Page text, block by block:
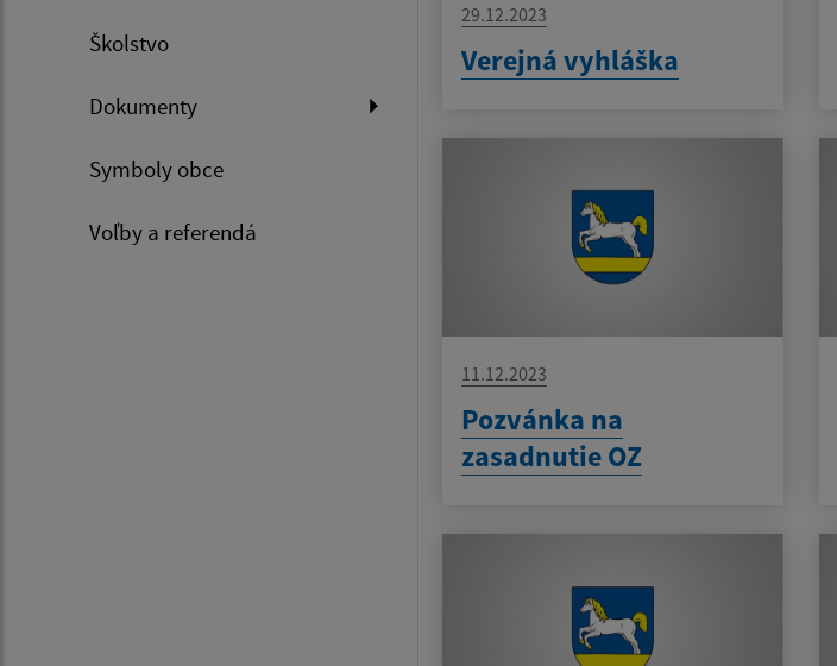
Školstvo
Dokumenty
Symboly obce
Voľby a referendá
29.12.2023
Verejná vyhláška
11.12.2023
Pozvánka na
zasadnutie OZ